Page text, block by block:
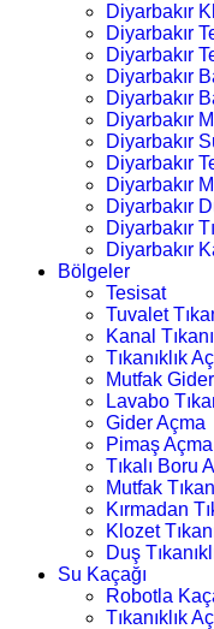
Diyarbakır
Diyarbakır
Diyarbakır
Diyarbakır
Diyarbakır
Diyarbakır
Diyarbakır
Diyarbakır
Diyarbakır
Diyarbakır
Diyarbakır
Diyarbakır
Bölgeler
Tesisat
Tuvalet
Kanal
Tıkanıklık
Mutfak
Lavabo
Gider Açma
Pimaş Açma
Tıkalı Boru
Mutfak
Kırmadan
Klozet
Duş
Su Kaçağı
Robotla
Tıkanıklık